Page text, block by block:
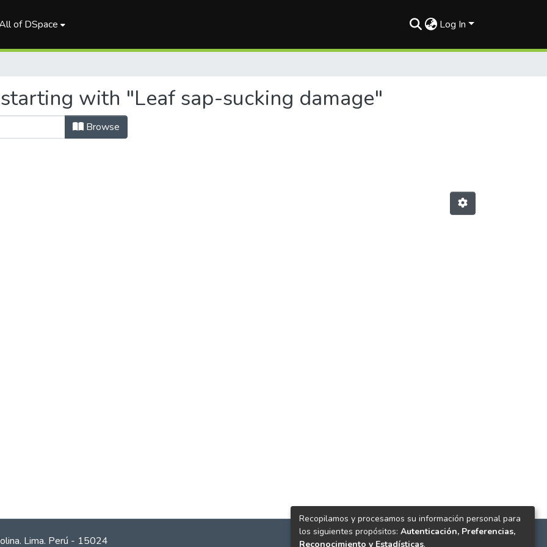
of DSpace Log In
with "Leaf sap-sucking damage"
Browse
Lima. Perú - 15024
Recopilamos y procesamos su información personal para
los siguientes propósitos: Autenticación, Preferencias,
Reconocimiento y Estadísticas.